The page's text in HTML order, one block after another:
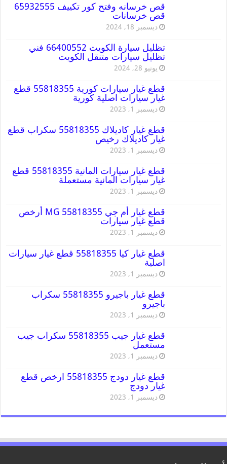
قص خرسانه وفتح كور تكييف 65932555
قص خرسانات
ديسمبر 18, 2024
تظليل سيارة الكويت 66400552 فني
تظليل سيارات متنقل الكويت
يونيو 28, 2024
قطع غيار سيارات كورية 55818355 قطع
غيار سيارات اصلية كورية
ديسمبر 1, 2023
قطع غيار كاديلاك 55818355 سكراب قطع
غيار كاديلاك رخيص
ديسمبر 1, 2023
قطع غيار سيارات المانية 55818355 قطع
غيار سيارات المانية مستعملة
ديسمبر 1, 2023
قطع غيار أم جي MG 55818355 أرخص
قطع غيار سيارات
ديسمبر 1, 2023
قطع غيار كيا 55818355 قطع غيار سيارات
اصلية
ديسمبر 1, 2023
قطع غيار باجيرو 55818355 سكراب
باجيرو
ديسمبر 1, 2023
قطع غيار جيب 55818355 سكراب جيب
مستعمل
ديسمبر 1, 2023
قطع غيار دودج 55818355 ارخص قطع
غيار دودج
ديسمبر 1, 2023